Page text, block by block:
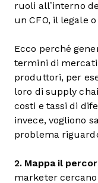
ruoli all’interno
un CFO, il legale
Ecco perché
termini di mercati
produttori, per
loro di supply
costi e tassi di
invece, vogliono
problema
2. Mappa il
marketer cercano